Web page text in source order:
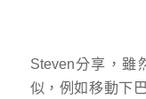
Steven分享，雖
似，例如移動下